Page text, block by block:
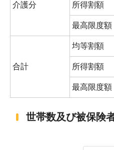
介護分 所得割額
最高限度額
合計
均等割額
所得割額
最高限度額
世帯数及び被保険